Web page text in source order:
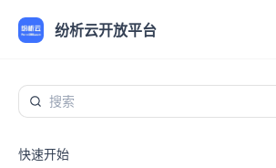
纷析云开放平台
快速开始